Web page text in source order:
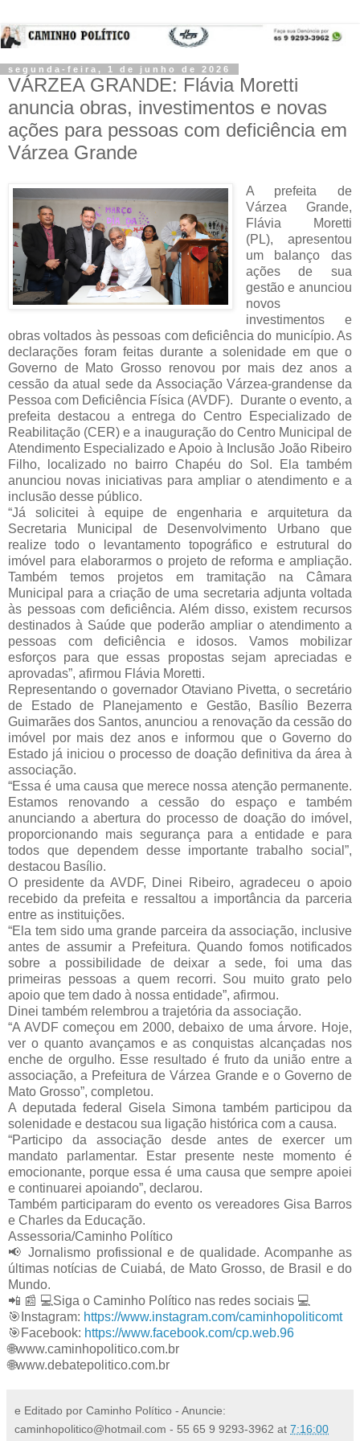
segunda-feira, 1 de junho de 2026
VÁRZEA GRANDE: Flávia Moretti
anuncia obras, investimentos e novas
ações para pessoas com deficiência em
Várzea Grande
A prefeita de
Várzea Grande,
Flávia Moretti
(PL), apresentou
um balanço das
ações de sua
gestão e anunciou
novos
investimentos e
obras voltados às pessoas com deficiência do município. As
declarações foram feitas durante a solenidade em que o
Governo de Mato Grosso renovou por mais dez anos a
cessão da atual sede da Associação Várzea-grandense da
Pessoa com Deficiência Física (AVDF).
Durante o evento, a
prefeita destacou a entrega do Centro Especializado de
Reabilitação (CER) e a inauguração do Centro Municipal de
Atendimento Especializado e Apoio à Inclusão João Ribeiro
Filho, localizado no bairro Chapéu do Sol. Ela também
anunciou novas iniciativas para ampliar o atendimento e a
inclusão desse público.
“Já solicitei à equipe de engenharia e arquitetura da
Secretaria Municipal de Desenvolvimento Urbano que
realize todo o levantamento topográfico e estrutural do
imóvel para elaborarmos o projeto de reforma e ampliação.
Também temos projetos em tramitação na Câmara
Municipal para a criação de uma secretaria adjunta voltada
às pessoas com deficiência. Além disso, existem recursos
destinados à Saúde que poderão ampliar o atendimento a
pessoas com deficiência e idosos. Vamos mobilizar
esforços para que essas propostas sejam apreciadas e
aprovadas”, afirmou Flávia Moretti.
Representando o governador Otaviano Pivetta, o secretário
de Estado de Planejamento e Gestão, Basílio Bezerra
Guimarães dos Santos, anunciou a renovação da cessão do
imóvel por mais dez anos e informou que o Governo do
Estado já iniciou o processo de doação definitiva da área à
associação.
“Essa é uma causa que merece nossa atenção permanente.
Estamos renovando a cessão do espaço e também
anunciando a abertura do processo de doação do imóvel,
proporcionando mais segurança para a entidade e para
todos que dependem desse importante trabalho social”,
destacou Basílio.
O presidente da AVDF, Dinei Ribeiro, agradeceu o apoio
recebido da prefeita e ressaltou a importância da parceria
entre as instituições.
“Ela tem sido uma grande parceira da associação, inclusive
antes de assumir a Prefeitura. Quando fomos notificados
sobre a possibilidade de deixar a sede, foi uma das
primeiras pessoas a quem recorri. Sou muito grato pelo
apoio que tem dado à nossa entidade”, afirmou.
Dinei também relembrou a trajetória da associação.
“A AVDF começou em 2000, debaixo de uma árvore. Hoje,
ver o quanto avançamos e as conquistas alcançadas nos
enche de orgulho. Esse resultado é fruto da união entre a
associação, a Prefeitura de Várzea Grande e o Governo de
Mato Grosso”, completou.
A deputada federal Gisela Simona também participou da
solenidade e destacou sua ligação histórica com a causa.
“Participo da associação desde antes de exercer um
mandato parlamentar. Estar presente neste momento é
emocionante, porque essa é uma causa que sempre apoiei
e continuarei apoiando”, declarou.
Também participaram do evento os vereadores Gisa Barros
e Charles da Educação.
Assessoria/Caminho Político
📢 Jornalismo profissional e de qualidade. Acompanhe as
últimas notícias de Cuiabá, de Mato Grosso, de Brasil e do
Mundo.
📲 📰 💻Siga o Caminho Político nas redes sociais 💻
🎯 Instagram: https://www.instagram.com/caminhopoliticomt
🎯 Facebook: https://www.facebook.com/cp.web.96
🌐www.caminhopolitico.com.br
🌐www.debatepolitico.com.br
e Editado por Caminho Político - Anuncie:
caminhopolitico@hotmail.com - 55 65 9 9293-3962 at 7:16:00